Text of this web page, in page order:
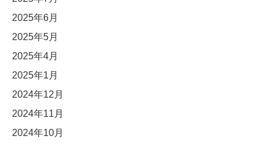
2025年6月
2025年5月
2025年4月
2025年1月
2024年12月
2024年11月
2024年10月